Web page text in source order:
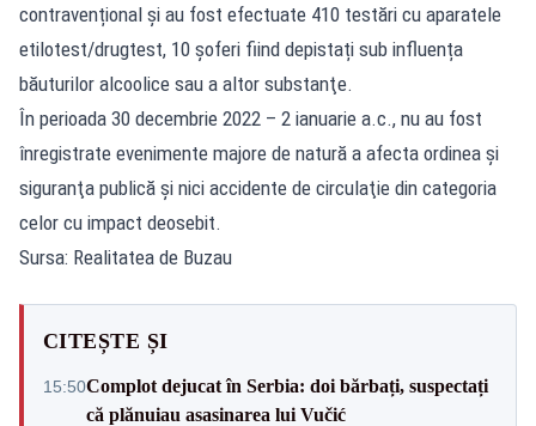
contravențional şi au fost efectuate 410 testări cu aparatele
etilotest/drugtest, 10 șoferi fiind depistați sub influența
băuturilor alcoolice sau a altor substanţe.
În perioada 30 decembrie 2022 – 2 ianuarie a.c., nu au fost
înregistrate evenimente majore de natură a afecta ordinea şi
siguranţa publică şi nici accidente de circulaţie din categoria
celor cu impact deosebit.
Sursa: Realitatea de Buzau
CITEȘTE ȘI
15:50Complot dejucat în Serbia: doi bărbați, suspectați
că plănuiau asasinarea lui Vučić